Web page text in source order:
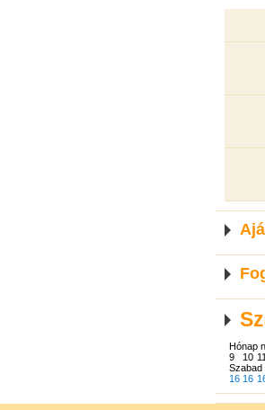
Hónap
9
10 11
16 16